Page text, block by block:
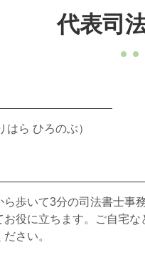
代表司
はら ひろのぶ）
ら歩いて3分の司法書士事
お役に立ちます。ご自宅
さい。